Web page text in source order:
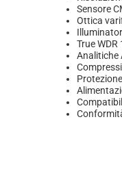
Sensore
Ottica
True
Analitiche